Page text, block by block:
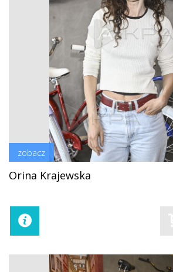
zobacz
Orina Krajewska